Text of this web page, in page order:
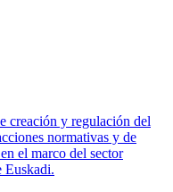
creación y regulación del
normativas y de
el marco del sector
Euskadi.